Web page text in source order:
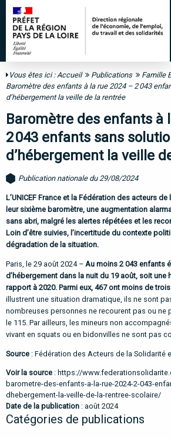
Vous êtes ici :Accueil Publications
Famille
Baromètre des enfants à la rue 2024 – 2 043
d’hébergement la veille de la rentrée
Baromètre des enfants à
2 043 enfants sans
d’hébergement la veille
Publication nationale du 29/08/2024
L’UNICEF France et la Fédération des acteurs
leur sixième baromètre, une augmentation
sans abri, malgré les alertes répétées et les
Loin d’être suivies, l’incertitude du contexte
dégradation de la situation.
Paris, le 29 août 2024 – Au moins 2 043 enfants
d’hébergement dans la nuit du 19 août, soit une
rapport à 2020. Parmi eux, 467 ont moins de
illustrent une situation dramatique, ils ne sont
nombreuses personnes ne recourent pas ou ne
le 115 . Par ailleurs, les mineurs non
vivant en squats ou en bidonvilles ne sont pas
Source : Fédération des Acteurs de la Solidarité
Voir la source : https://
barometre-des-enfants-a-la-rue-2024-2-043-
dhebergement-la-veille-de-la-rentree-scolaire/
Date de la publication : août 2024
Catégories de publications